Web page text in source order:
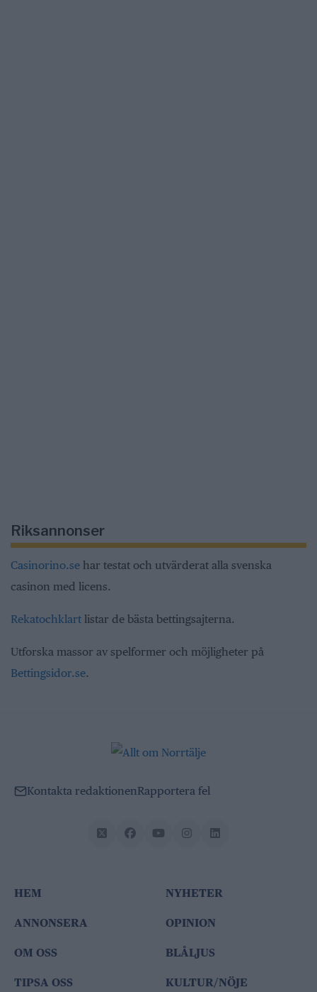
Riksannonser
Casinorino.se har testat och utvärderat alla svenska
casinon med licens.
Rekatochklart listar de bästa bettingsajterna.
Utforska massor av spelformer och möjligheter på
Bettingsidor.se.
Kontakta redaktionenRapportera fel
HEM
ANNONSERA
OM OSS
TIPSA OSS
NYHETER
OPINION
BLÅLJUS
KULTUR/NÖJE